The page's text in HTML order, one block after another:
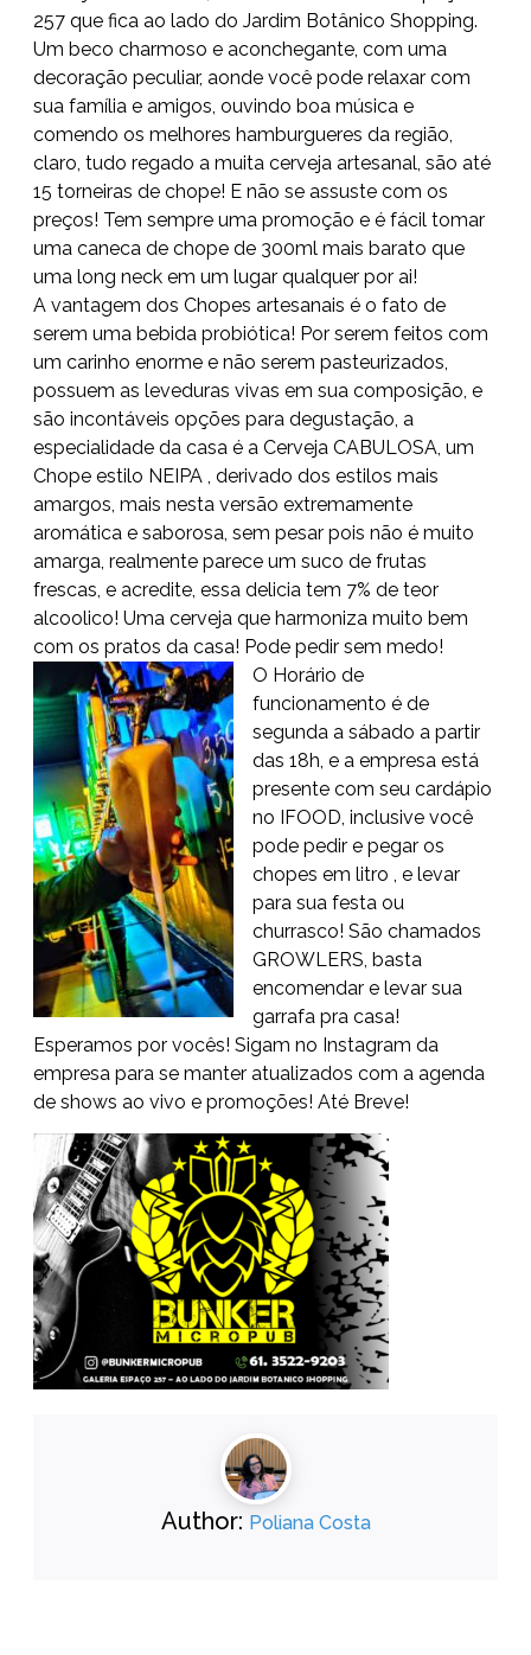
257 que fica ao lado do Jardim Botânico Shopping.
Um beco charmoso e aconchegante, com uma
decoração peculiar, aonde você pode relaxar com
sua família e amigos, ouvindo boa música e
comendo os melhores hamburgueres da região,
claro, tudo regado a muita cerveja artesanal, são até
15 torneiras de chope! E não se assuste com os
preços! Tem sempre uma promoção e é fácil tomar
uma caneca de chope de 300ml mais barato que
uma long neck em um lugar qualquer por ai!
A vantagem dos Chopes artesanais é o fato de
serem uma bebida probiótica! Por serem feitos com
um carinho enorme e não serem pasteurizados,
possuem as leveduras vivas em sua composição, e
são incontáveis opções para degustação, a
especialidade da casa é a Cerveja CABULOSA, um
Chope estilo NEIPA , derivado dos estilos mais
amargos, mais nesta versão extremamente
aromática e saborosa, sem pesar pois não é muito
amarga, realmente parece um suco de frutas
frescas, e acredite, essa delicia tem 7% de teor
alcoolico! Uma cerveja que harmoniza muito bem
com os pratos da casa! Pode pedir sem medo!
O Horário de
funcionamento é de
segunda a sábado a partir
das 18h, e a empresa está
presente com seu cardápio
no IFOOD, inclusive você
pode pedir e pegar os
chopes em litro , e levar
para sua festa ou
churrasco! São chamados
GROWLERS, basta
encomendar e levar sua
garrafa pra casa!
Esperamos por vocês! Sigam no Instagram da
empresa para se manter atualizados com a agenda
de shows ao vivo e promoções! Até Breve!
Author: Poliana Costa